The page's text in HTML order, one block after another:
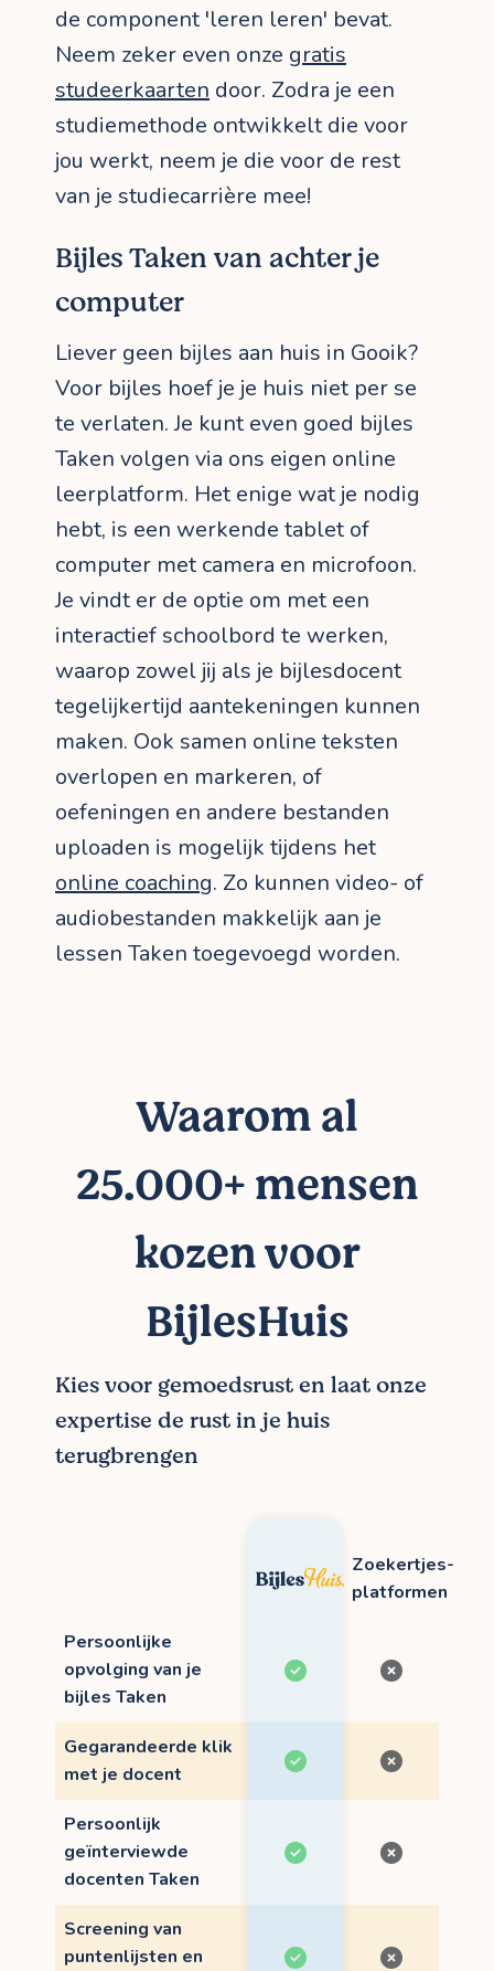
de component 'leren leren' bevat.
Neem zeker even onze gratis
studeerkaarten door. Zodra je een
studiemethode ontwikkelt die voor
jou werkt, neem je die voor de rest
van je studiecarrière mee!
Bijles Taken van achter je
computer
Liever geen bijles aan huis in Gooik?
Voor bijles hoef je je huis niet per se
te verlaten. Je kunt even goed bijles
Taken volgen via ons eigen online
leerplatform. Het enige wat je nodig
hebt, is een werkende tablet of
computer met camera en microfoon.
Je vindt er de optie om met een
interactief schoolbord te werken,
waarop zowel jij als je bijlesdocent
tegelijkertijd aantekeningen kunnen
maken. Ook samen online teksten
overlopen en markeren, of
oefeningen en andere bestanden
uploaden is mogelijk tijdens het
online coaching. Zo kunnen video- of
audiobestanden makkelijk aan je
lessen Taken toegevoegd worden.
Waarom al
25.000+ mensen
kozen voor
BijlesHuis
Kies voor gemoedsrust en laat onze
expertise de rust in je huis
terugbrengen
Zoekertjes-
platformen
Persoonlijke
opvolging van je
bijles Taken
Gegarandeerde klik
met je docent
Persoonlijk
geïnterviewde
docenten Taken
Screening van
puntenlijsten en